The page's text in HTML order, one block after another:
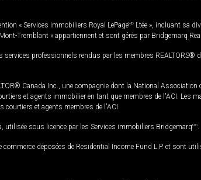
« Services immobiliers Royal LePageMD Ltée », incluant sa
Tremblant » appartiennent et sont gérés par Bridgemarq
professionnels rendus par les membres REALTORS®
Canada Inc., une compagnie dont la National
et agents immobilier en tant que membres de l'ACI.
courtiers et agents membres de l'ACI.
utilisée sous licence par les Services immobiliers BridgemarqMD
commerce déposées de Residential Income Fund L.P. et sont